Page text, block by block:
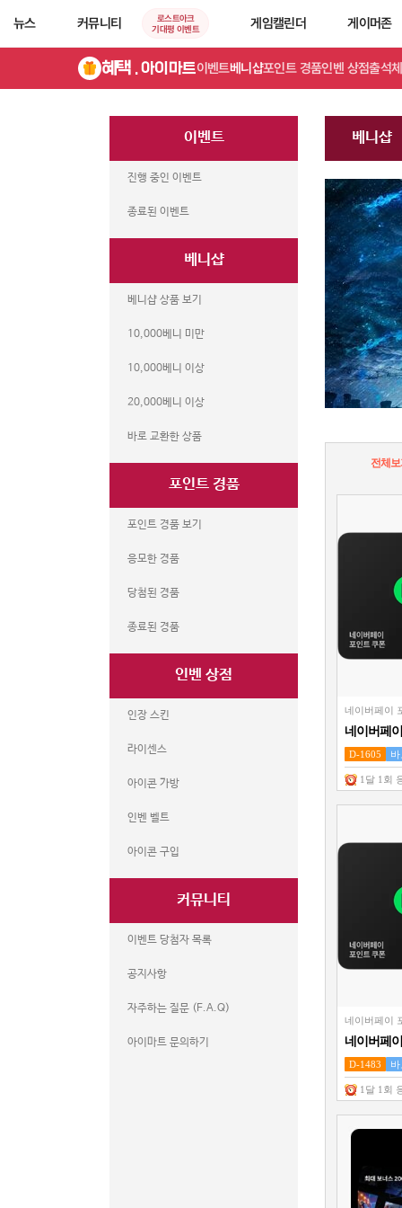
뉴스 커뮤니티
로스트아크
기대평 이벤트
게임캘린더 게이머존
혜택 . 아이마트이벤트베니샵포인트 경품인벤 상점출석
이벤트
진행 중인 이벤트
종료된 이벤트
베니샵
베니샵 상품 보기
10,000베니 미만
10,000베니 이상
20,000베니 이상
바로 교환한 상품
포인트 경품
포인트 경품 보기
응모한 경품
당첨된 경품
종료된 경품
인벤 상점
인장 스킨
라이센스
아이콘 가방
인벤 벨트
아이콘 구입
커뮤니티
이벤트 당첨자 목록
공지사항
자주하는 질문 (F.A.Q)
아이마트 문의하기
베니샵
전체
네이버페이
네이버페
원권
D-1605
1달 1회
네이버페이
네이버페
원권
D-1483
1달 1회